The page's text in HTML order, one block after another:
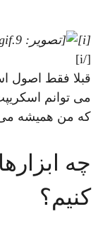
[i]
[/i]
می توانم
که من همیشه می
چه
کنیم؟